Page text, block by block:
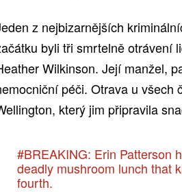
z nejbizarnějších
byli tři smrtelně otrávení
Wilkinson. Její manžel,
péči. Otrava u všech
který jim připravila
#BREAKING: Erin Patterson
deadly mushroom lunch that
fourth.